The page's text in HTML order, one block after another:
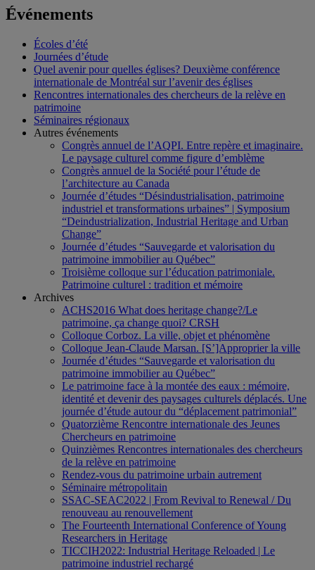
Événements
Écoles d’été
Journées d’étude
Quel avenir pour quelles églises? Deuxième conférence
internationale de Montréal sur l’avenir des églises
Rencontres internationales des chercheurs de la relève en
patrimoine
Séminaires régionaux
Autres événements
Congrès annuel de l’AQPI. Entre repère et imaginaire.
Le paysage culturel comme figure d’emblème
Congrès annuel de la Société pour l’étude de
l’architecture au Canada
Journée d’études “Désindustrialisation, patrimoine
industriel et transformations urbaines” | Symposium
“Deindustrialization, Industrial Heritage and Urban
Change”
Journée d’études “Sauvegarde et valorisation du
patrimoine immobilier au Québec”
Troisième colloque sur l’éducation patrimoniale.
Patrimoine culturel : tradition et mémoire
Archives
ACHS2016 What does heritage change?/Le
patrimoine, ça change quoi? CRSH
Colloque Corboz. La ville, objet et phénomène
Colloque Jean-Claude Marsan. [S’]Approprier la ville
Journée d’études “Sauvegarde et valorisation du
patrimoine immobilier au Québec”
Le patrimoine face à la montée des eaux : mémoire,
identité et devenir des paysages culturels déplacés. Une
journée d’étude autour du “déplacement patrimonial”
Quatorzième Rencontre internationale des Jeunes
Chercheurs en patrimoine
Quinzièmes Rencontres internationales des chercheurs
de la relève en patrimoine
Rendez-vous du patrimoine urbain autrement
Séminaire métropolitain
SSAC-SEAC2022 | From Revival to Renewal / Du
renouveau au renouvellement
The Fourteenth International Conference of Young
Researchers in Heritage
TICCIH2022: Industrial Heritage Reloaded | Le
patrimoine industriel rechargé